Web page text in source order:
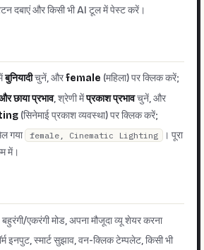
दबाएं और किसी भी AI टूल में पेस्ट करें।
बुनियादीचुनें, औरfemale (महिला) पर क्लिक करें;
छाया प्रभाव, श्रेणी मेंप्रकाश प्रभावचुनें, और
(सिनेमाई प्रकाश व्यवस्था) पर क्लिक करें;
गया female, Cinematic Lighting
। पूरा
में।
एकरंगी मोड, अपना मौजूदा व्यू शेयर करना
इनपुट, स्मार्ट सुझाव, वन-क्लिक टेम्पलेट, किसी भी